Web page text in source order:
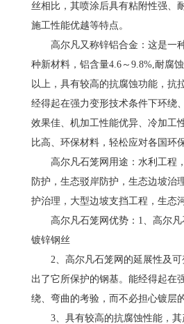
丝相比，其喷涂后具有粘附性强、
施工性能优越等特点。
高尔凡又称锌铝合金：这是一
种新材料，铝含量4.6～9.8%,耐腐
以上，具有较高的抗腐蚀功能，抗
经得起在强力变形技术条件下环绕
效果佳、机加工性能优异、冷加工
比高、环保材料，轻松应对各国环
高尔凡石笼网用途：水利工程
防护，生态驳岸防护，生态边坡治
护治理，大型边坡支挡工程，生态
高尔凡石笼网优势：1、高尔凡
镀锌钢丝
2、高尔凡石笼网的延展性及可
出了它所保护的钢基。能经得起在
绕、弯曲的考验，而不必担心镀层
3、具有较高的抗腐蚀性能，其